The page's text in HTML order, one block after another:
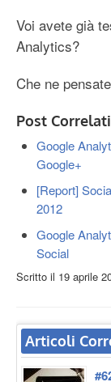
Voi avete già
Analytics?
Che ne
Post
Google
Google+
[Report]
2012
Google
Social
Scritto il 19 aprile
Articoli